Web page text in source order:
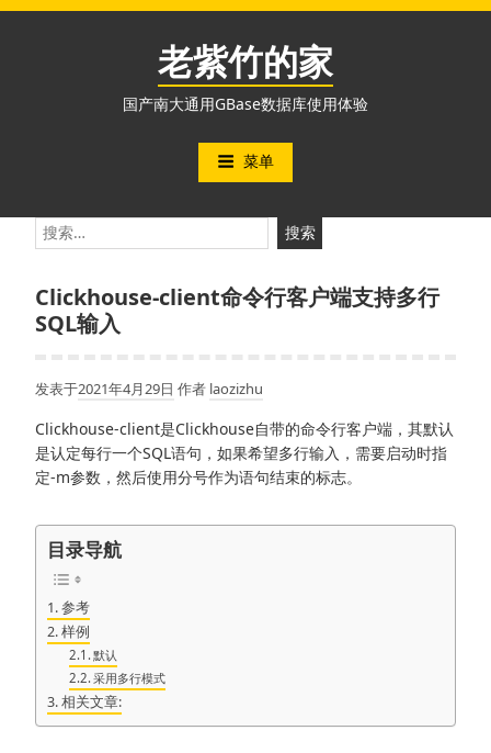
跳
老紫竹的家
国产南大通用GBase数据库使用体验
菜单
搜
索：
Clickhouse-client命令行客户端支持多行
SQL输入
发表于2021年4月29日 作者 laozizhu
Clickhouse-client是Clickhouse自带的命令行客户端，其默认
是认定每行一个SQL语句，如果希望多行输入，需要启动时指
定-m参数，然后使用分号作为语句结束的标志。
目录导航
参考
样例
默认
采用多行模式
相关文章: